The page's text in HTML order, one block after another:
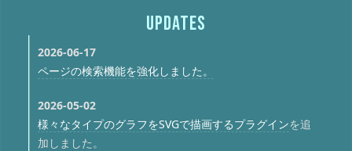
UPDATES
2026-06-17
ページの検索機能を強化しました。
2026-05-02
様々なタイプのグラフをSVGで描画するプラグインを追
加しました。